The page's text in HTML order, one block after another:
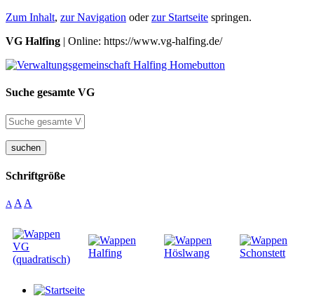
Zum Inhalt, zur Navigation oderzur Startseite springen.
VG Halfing | Online: https://www.vg-halfing.de/
Suche gesamte VG
suchen
Schriftgröße
A A A